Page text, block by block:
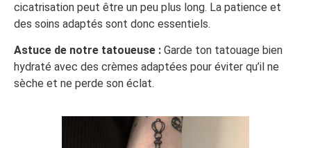
cicatrisation peut être un peu plus long. La patience et
des soins adaptés sont donc essentiels.
Astuce de notre tatoueuse : Garde ton tatouage bien
hydraté avec des crèmes adaptées pour éviter qu’il ne
sèche et ne perde son éclat.